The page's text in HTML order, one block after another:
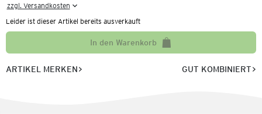
zzgl. Versandkosten
Leider ist dieser Artikel bereits ausverkauft
In den Warenkorb
ARTIKEL MERKEN GUT KOMBINIERT